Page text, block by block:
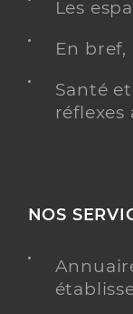
Les
En
Santé
NOS